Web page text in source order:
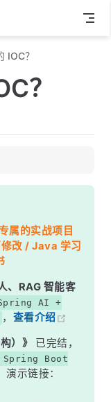
IOC？
？
属的实战项目
修改 / Java 学习
、RAG 智能客
AI +
， 查看介绍
）》
已完结，
Boot
演示链接：